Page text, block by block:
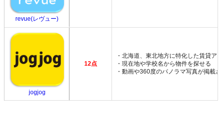
revue(レヴュー)
jogjog
12点
・北海道、東北地方に特化した賃貸ア
・現在地や学校名から物件を探せる
・動画や360度のパノラマ写真が掲載